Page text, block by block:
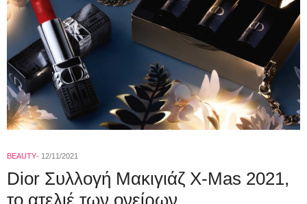
BEAUTY 12/11/2021
Dior Συλλογή Μακιγιάζ X-Mas 2021,
το ατελιέ των ονείρων.